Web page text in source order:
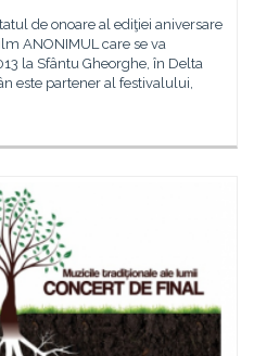
de onoare al ediţiei aniversare
ANONIMUL care se va
la Sfântu Gheorghe, în Delta
este partener al festivalului,